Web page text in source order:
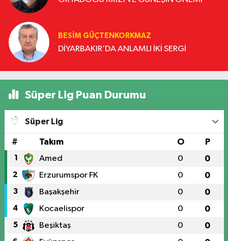
BESIM GÜÇTENKORKMAZ
DİYARBAKIR’DA ANLAMLI İKİ SERGİ
Süper Lig Puan Durumu
Süper Lig
# Takım O P
1 Amed 0 0
2 Erzurumspor FK 0 0
3 Başakşehir 0 0
4 Kocaelispor 0 0
5 Beşiktaş 0 0